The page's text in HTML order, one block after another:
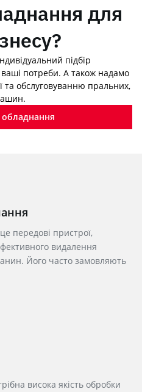
для
підбір
потреби. А також надамо
та обслуговуванню пральних,
обладнання
передові пристрої,
видалення
Його часто замовляють
висока якість обробки